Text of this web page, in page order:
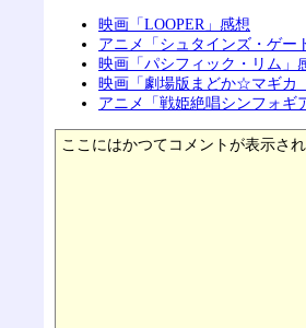
映画「LOOPER」感想
アニメ「シュタインズ・ゲー
映画「パシフィック・リム」
映画「劇場版まどか☆マギ
アニメ「戦姫絶唱シンフォギ
ここにはかつてコメントが表示さ